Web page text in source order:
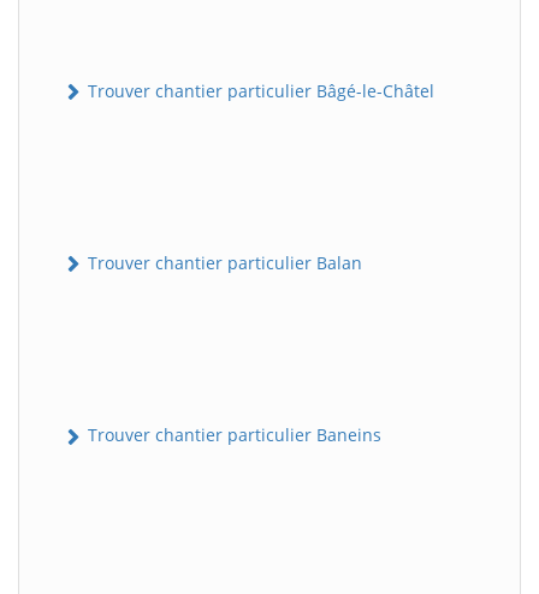
Trouver chantier particulier Bâgé-le-Châtel
Trouver chantier particulier Balan
Trouver chantier particulier Baneins